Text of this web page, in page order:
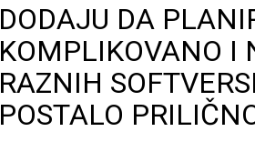
DODAJU DA
KOMPLIKOVANO I
RAZNIH
POSTALO